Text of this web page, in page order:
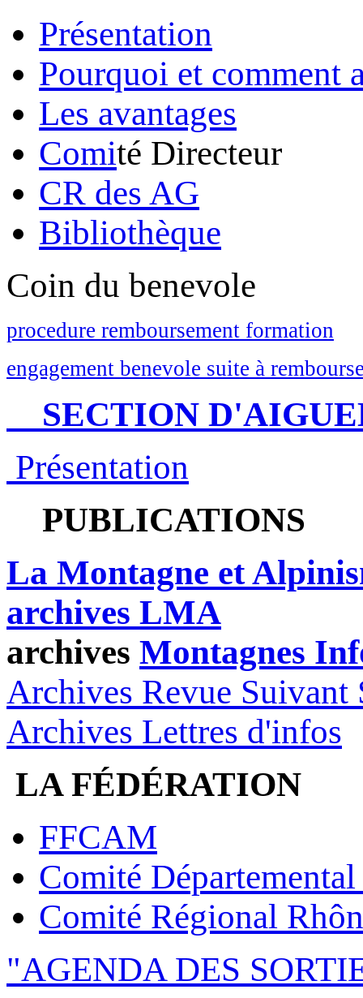
Présentation
Pourquoi et comment
Les avantages
Comité Directeur
CR des AG
Bibliothèque
Coin du benevole
procedure remboursement formation
engagement benevole suite à
SECTION
Présentation
PUBLICATIONS
La Montagne et
archives LMA
archives Montagnes
Archives Revue Suivant
Archives Lettres d'infos
LA FÉDÉRATION
FFCAM
Comité
Comité Régional
"AGENDA DES